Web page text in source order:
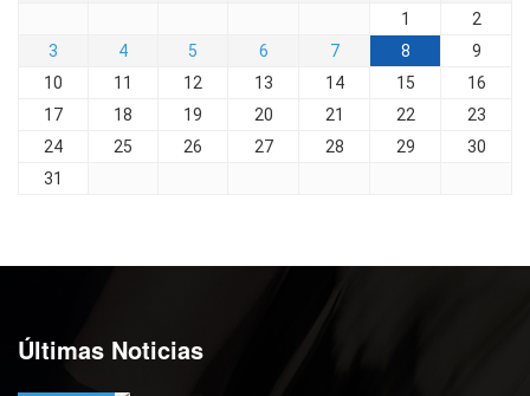
1
2
3
4 5 6 7 8
9
10
11 12 13 14 15
16
17
18 19 20 21 22
23
24
25 26 27 28 29
30
31
Últimas Noticias